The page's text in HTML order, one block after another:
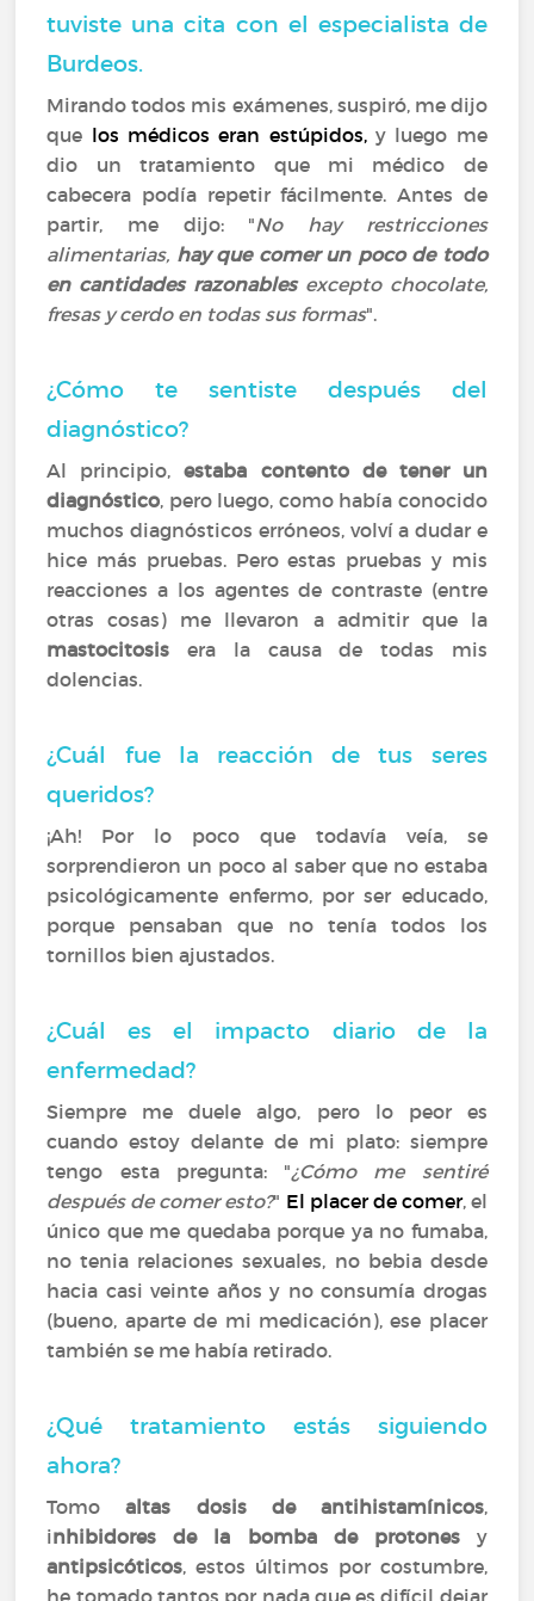
tuviste una cita con el especialista de
Burdeos.
Mirando todos mis exámenes, suspiró, me dijo
que los médicos eran estúpidos,y luego me
dio un tratamiento que mi médico de
cabecera podía repetir fácilmente. Antes de
partir, me dijo: "No hay restricciones
alimentarias, hay que comer un poco de todo
en cantidades razonablesexcepto chocolate,
fresas y cerdo en todas sus formas".
¿Cómo te sentiste después del
diagnóstico?
Al principio,estaba contento de tener un
diagnóstico, pero luego, como había conocido
muchos diagnósticos erróneos, volví a dudar e
hice más pruebas. Pero estas pruebas y mis
reacciones a los agentes de contraste (entre
otras cosas) me llevaron a admitir que la
mastocitosis era la causa de todas mis
dolencias.
¿Cuál fue la reacción de tus seres
queridos?
¡Ah! Por lo poco que todavía veía, se
sorprendieron un poco al saber que no estaba
psicológicamente enfermo, por ser educado,
porque pensaban que no tenía todos los
tornillos bien ajustados.
¿Cuál es el impacto diario de la
enfermedad?
Siempre me duele algo, pero lo peor es
cuando estoy delante de mi plato: siempre
tengo esta pregunta: "¿Cómo me sentiré
después de comer esto?" El placer de comer, el
único que me quedaba porque ya no fumaba,
no tenia relaciones sexuales, no bebia desde
hacia casi veinte años y no consumía drogas
(bueno, aparte de mi medicación), ese placer
también se me había retirado.
¿Qué tratamiento estás siguiendo
ahora?
Tomoaltas dosis de antihistamínicos,
inhibidores de la bomba de protonesy
antipsicóticos, estos últimos por costumbre,
he tomado tantos por nada que es difícil dejar